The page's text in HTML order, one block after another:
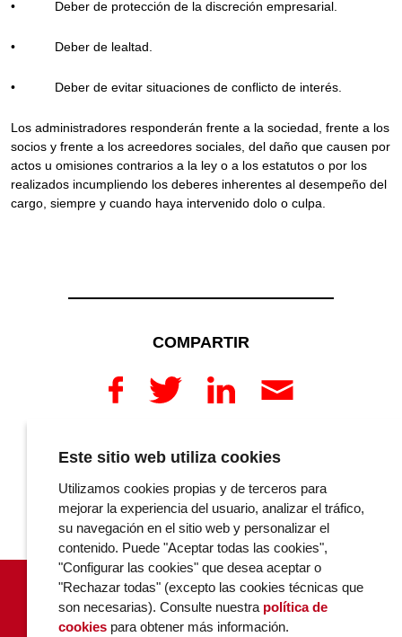
• Deber de protección de la discreción empresarial.
• Deber de lealtad.
• Deber de evitar situaciones de conflicto de interés.
Los administradores responderán frente a la sociedad, frente a los
socios y frente a los acreedores sociales, del daño que causen por
actos u omisiones contrarios a la ley o a los estatutos o por los
realizados incumpliendo los deberes inherentes al desempeño del
cargo, siempre y cuando haya intervenido dolo o culpa.
COMPARTIR
Este sitio web utiliza cookies
Utilizamos cookies propias y de terceros para
mejorar la experiencia del usuario, analizar el tráfico,
su navegación en el sitio web y personalizar el
contenido. Puede "Aceptar todas las cookies",
"Configurar las cookies" que desea aceptar o
"Rechazar todas" (excepto las cookies técnicas que
son necesarias). Consulte nuestra política de
cookies para obtener más información.